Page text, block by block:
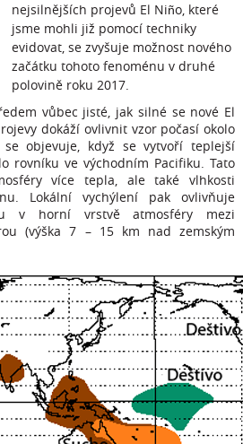
nejsilnějších projevů El Niño, které
jsme mohli již pomocí techniky
evidovat, se zvyšuje možnost nového
začátku tohoto fenoménu v druhé
polovině roku 2017.
vůbec jisté, jak silné se nové El
dokáží ovlivnit vzor počasí okolo
objevuje, když se vytvoří teplejší
rovníku ve východním Pacifiku. Tato
více tepla, ale také vlhkosti
Lokální vychýlení pak ovlivňuje
v horní vrstvě atmosféry mezi
(výška 7 – 15 km nad zemským